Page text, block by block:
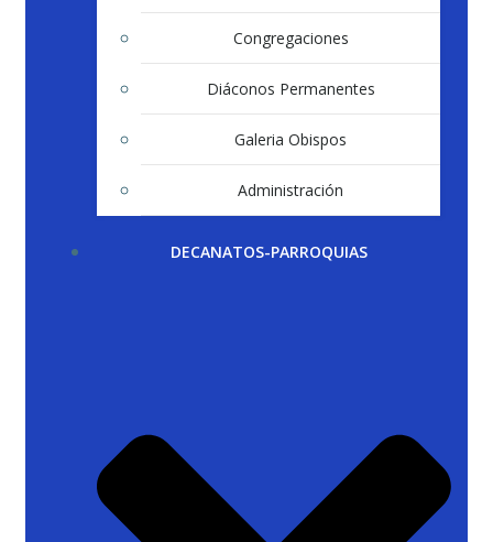
Congregaciones
Diáconos Permanentes
Galeria Obispos
Administración
DECANATOS-PARROQUIAS